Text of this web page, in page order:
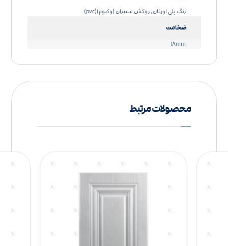
رنگ پلی اورتان, روکش ممبران (وکیوم)(pvc)
ضخامت
۱۸mm
محصولات مرتبط